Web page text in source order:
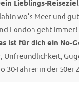
Lieblings-
wo’s Meer und
London geht immer!
ist für dich ein No-
Unfreundlichkeit,
30-Fahrer in der 50er